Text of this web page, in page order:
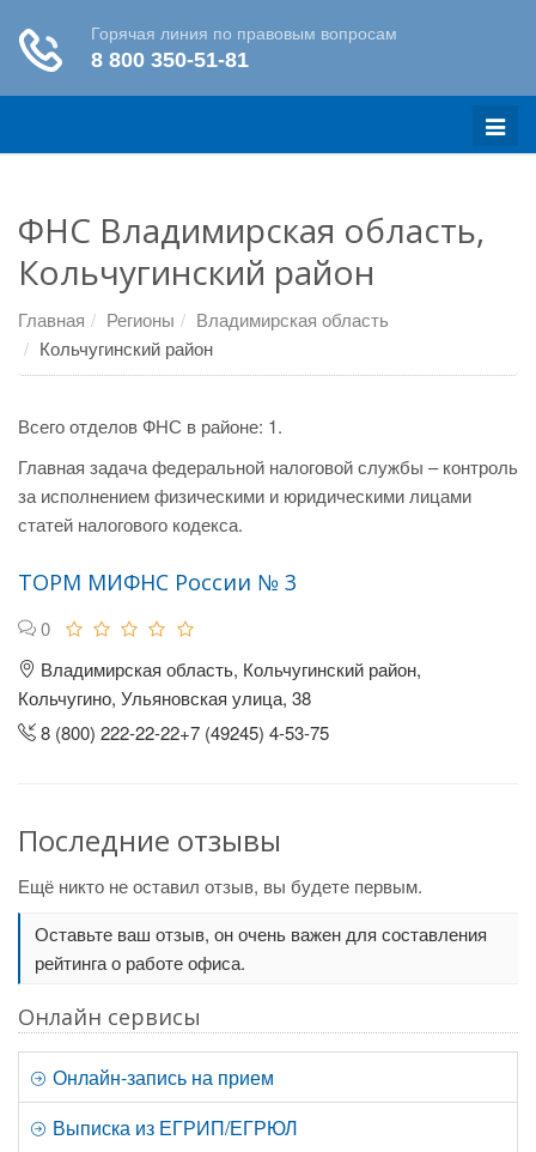
Меню
ФНС Владимирская область,
Кольчугинский район
Главная Регионы
Владимирская область
Кольчугинский район
Всего отделов ФНС в районе: 1.
Главная задача федеральной налоговой службы – контроль
за исполнением физическими и юридическими лицами
статей налогового кодекса.
ТОРМ МИФНС России № 3
0
Владимирская область, Кольчугинский район,
Кольчугино, Ульяновская улица, 38
8 (800) 222-22-22+7 (49245) 4-53-75
Последние отзывы
Ещё никто не оставил отзыв, вы будете первым.
Оставьте ваш отзыв, он очень важен для составления
рейтинга о работе офиса.
Онлайн сервисы
Онлайн-запись на прием
Выписка из ЕГРИП/ЕГРЮЛ